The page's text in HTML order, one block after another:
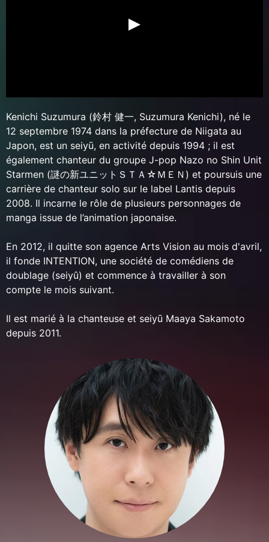
Kenichi Suzumura (鈴村 健一, Suzumura Kenichi), né le
12 septembre 1974 dans la préfecture de Niigata au
Japon, est un seiyū, en activité depuis 1994 ; il est
également chanteur du groupe J-pop Nazo no Shin Unit
Starmen (謎の新ユニットＳＴＡ☆ＭＥＮ) et poursuis une
carrière de chanteur solo sur le label Lantis depuis
2008. Il incarne le rôle de plusieurs personnages de
manga issue de l’animation japonaise.
En 2012, il quitte son agence Arts Vision au mois d'avril,
il fonde INTENTION, une société de comédiens de
doublage (seiyû) et commence à travailler à son
compte le mois suivant.
Il est marié à la chanteuse et seiyū Maaya Sakamoto
depuis 2011.